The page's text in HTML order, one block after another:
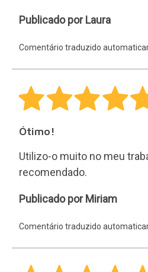
Laura
Publicado por Laura
Comentário traduzido
Ótimo!
Utilizo-o muito no meu
recomendado.
Miriam
Publicado por Miriam
Comentário traduzido